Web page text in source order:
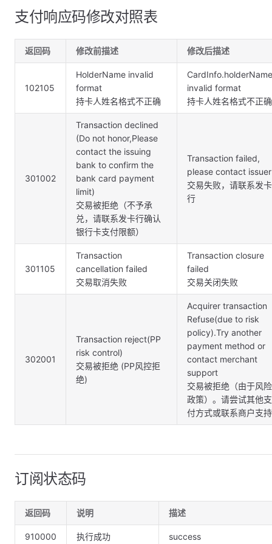
支付响应码修改对照表
返回码 修改前描述 修改后描述
102105
HolderName invalid
format
持卡人姓名格式不正确
CardInfo.holderName
invalid format
持卡人姓名格式不正确
301002
Transaction declined
(Do not honor,Please
contact the issuing
bank to confirm the
bank card payment
limit)
交易被拒绝（不予承
兑，请联系发卡行确认
银行卡支付限额）
Transaction failed,
please contact issuer
交易失败，请联系发卡
行
301105
Transaction
cancellation failed
交易取消失败
Transaction closure
failed
交易关闭失败
302001
Transaction reject(PP
risk control)
交易被拒绝 (PP风控拒
绝)
Acquirer transaction
Refuse(due to risk
policy).Try another
payment method or
contact merchant
support
交易被拒绝（由于风险
政策）。请尝试其他支
付方式或联系商户支持
订阅状态码
返回码 说明 描述
910000 执行成功 success